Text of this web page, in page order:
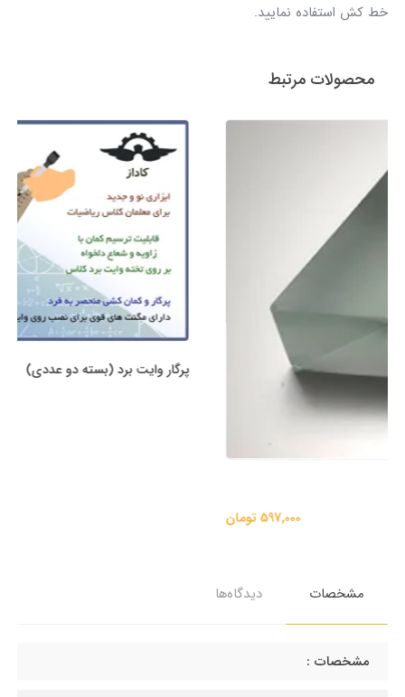
خط کش استفاده نمایید.
محصولات مرتبط
پرگار وایت برد (بسته دو عددی)
مشخصات دیدگاه‌ها
مشخصات :